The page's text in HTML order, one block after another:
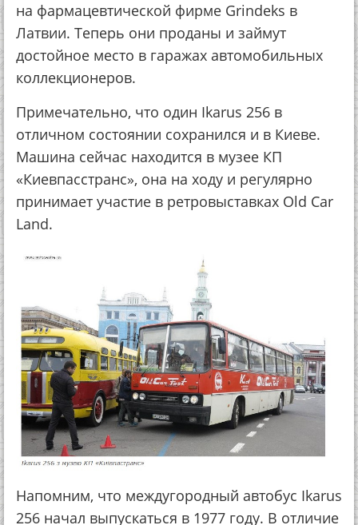
на фармацевтической фирме Grindeks в
Латвии. Теперь они проданы и займут
достойное место в гаражах автомобильных
коллекционеров.
Примечательно, что один Ikarus 256 в
отличном состоянии сохранился и в Киеве.
Машина сейчас находится в музее КП
«Киевпасстранс», она на ходу и регулярно
принимает участие в ретровыставках Old Car
Land.
Напомним, что междугородный автобус Ikarus
256 начал выпускаться в 1977 году. В отличие